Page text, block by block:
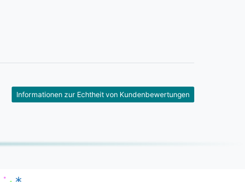
Informationen zur Echtheit von Kundenbewertungen